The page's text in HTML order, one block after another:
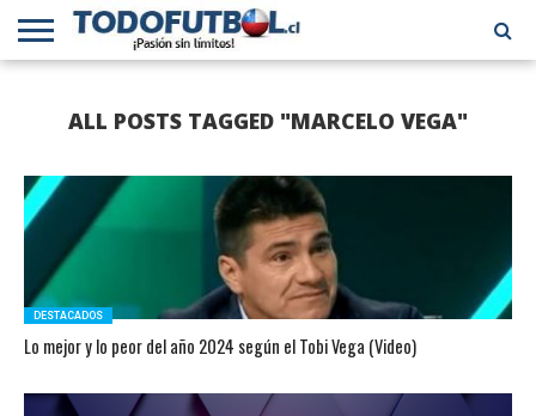
CHILENA
EN EL
MUNDO
INTERNACIONAL
ALL POSTS TAGGED "MARCELO VEGA"
DESTACADOS
Lo mejor y lo peor del año 2024 según el Tobi Vega (Video)